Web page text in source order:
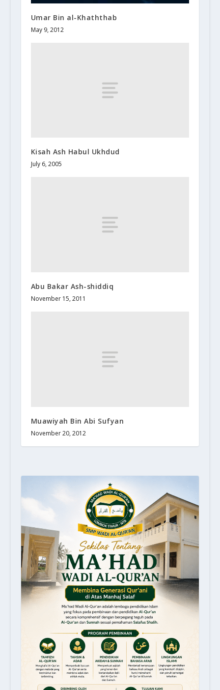
Umar Bin al-Khaththab
May 9, 2012
Kisah Ash Habul Ukhdud
July 6, 2005
Abu Bakar Ash-shiddiq
November 15, 2011
Muawiyah Bin Abi Sufyan
November 20, 2012